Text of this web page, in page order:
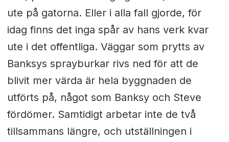
ute på gatorna. Eller i alla fall gjorde, för
idag finns det inga spår av hans verk kvar
ute i det offentliga. Väggar som prytts av
Banksys sprayburkar rivs ned för att de
blivit mer värda är hela byggnaden de
utförts på, något som Banksy och Steve
fördömer. Samtidigt arbetar inte de två
tillsammans längre, och utställningen i